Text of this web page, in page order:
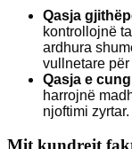
Qasja
kontrollojnë
ardhura
vullnetare
Qasja e
harrojnë
njoftimi zyrtar.
Mit kundrejt